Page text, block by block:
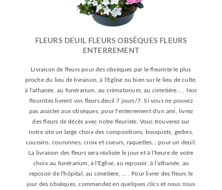
FLEURS DEUIL FLEURS OBSÈQUES FLEURS
ENTERREMENT
Livraison de fleurs pour des obsèques par le fleuriste le plus
proche du lieu de livraison, à l'Eglise ou bien sur le lieu de culte,
à l'athanée, au funérarium, au crématorium, au cimetière... . Nos
fleuristes livrent vos fleurs deuil 7 jours/7. Si vous ne pouvez
pas assister aux obsèques, pour l'enterrement d'un ami, livrez
des fleurs de décès avec notre fleuriste. Vous trouverez sur
notre site un large choix des compositions, bouquets, gerbes,
coussins, couronnes, croix et coeurs, raquettes... pour un deuil.
La livraison des fleurs sera réalisée le jour et à l'heure de votre
choix au funérarium, à l'Eglise, au reposoir, à l'athanée, au
reposoir de l'hôpital, au cimetière, ... . Pour livrer des fleurs le
jour des obsèques, commandez en quelques clics et nous nous